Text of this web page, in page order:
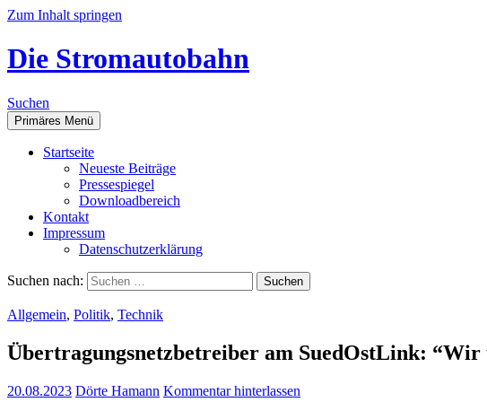
Zum Inhalt springen
Die Stromautobahn
Suchen
Primäres Menü
Start­sei­te
Neu­es­te Beiträge
Pres­se­spie­gel
Down­load­be­reich
Kon­takt
Impres­sum
Daten­schutz­er­klä­rung
Suchen nach:
Allgemein, Politik, Technik
Über­tra­gungs­netz­be­trei­ber am Sued­Ost­Link:
20.08.2023 Dörte Hamann Kommentar hinterlassen